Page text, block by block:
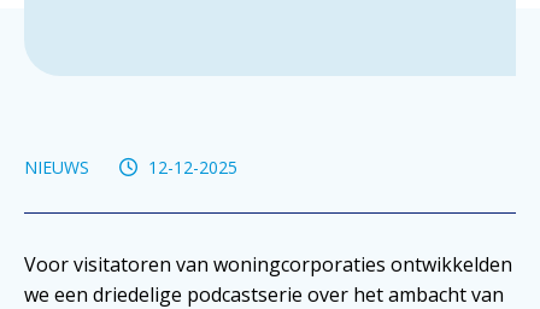
NIEUWS 12-12-2025
Voor visitatoren van woningcorporaties ontwikkelden
we een driedelige podcastserie over het ambacht van